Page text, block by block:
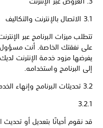
3.1 الاتصال بالإنترنت والتكاليف
تتطلب ميزات البرنامج عبر
على نفقتك الخاصة. أنت مسؤول
يفرضها مزود خدمة الإنترنت
إلى البرنامج واستخدامه.
3.2 تحديثات البرنامج وإنهاء الخدمة
3.2.1
قد نقوم أحيانًا بتعديل أو تحديث